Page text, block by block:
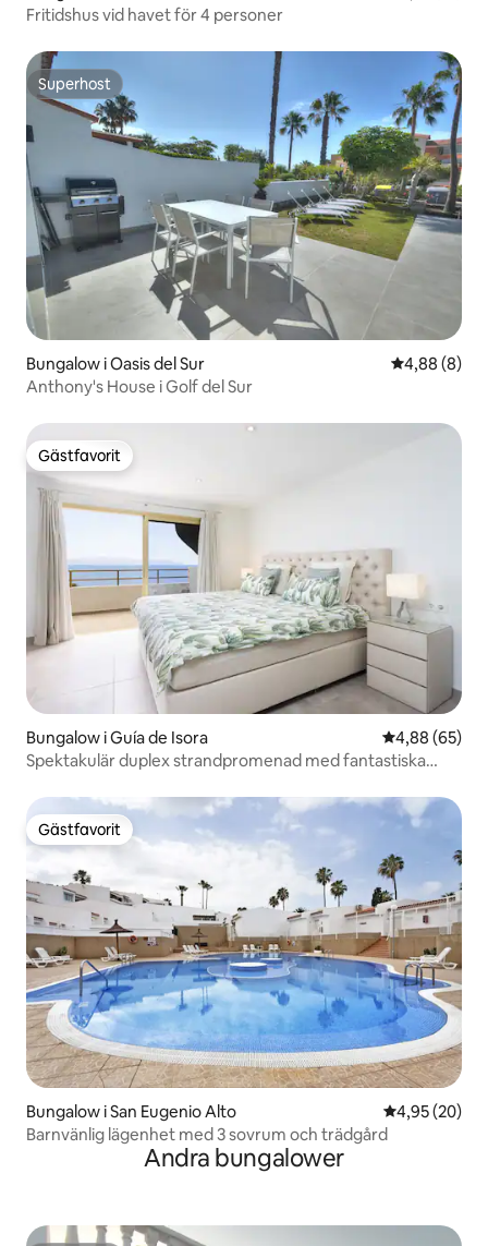
Fritidshus vid havet för 4 personer
Superhost
Superhost
Bungalow i Oasis del Sur 4,88 av 5 i
4,88 (8)
Anthony's House i Golf del Sur
Gästfavorit
Gästfavorit
Bungalow i Guía de Isora 4,88 av 5 i
4,88 (65)
Spektakulär duplex strandpromenad med fantastiska
Gästfavorit
Gästfavorit
Bungalow i San Eugenio Alto 4,95 av 5 i
4,95 (20)
Barnvänlig lägenhet med 3 sovrum och trädgård
Andra bungalower